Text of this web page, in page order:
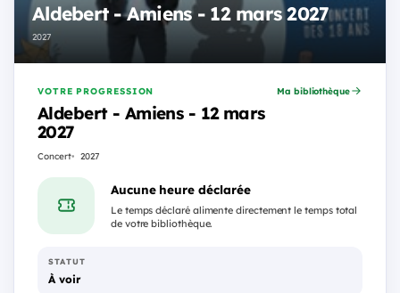
Aldebert - Amiens - 12 mars 2027
2027
VOTRE PROGRESSION
Aldebert - Amiens - 12 mars
2027
Concert 2027
Ma bibliothèque
Aucune heure déclarée
Le temps déclaré alimente directement le temps total
de votre bibliothèque.
STATUT
À voir